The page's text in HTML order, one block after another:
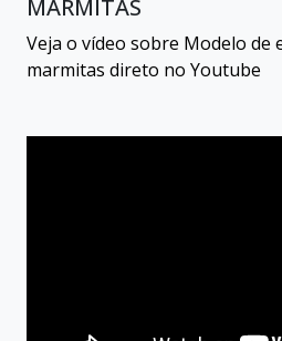
MARMITAS
Veja o vídeo sobre Modelo de
marmitas direto no Youtube